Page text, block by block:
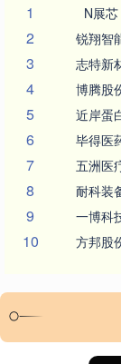
1
N展芯
2 锐翔智
3 志特新
4 博腾股
5 近岸蛋
6 毕得医
7 五洲医
8 耐科装
9 一博科
10 方邦股